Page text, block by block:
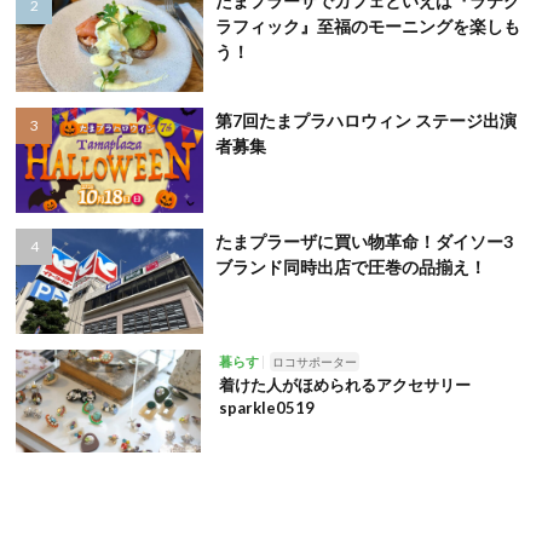
ラフィック』至福のモーニングを楽しも
う！
第7回たまプラハロウィン ステージ出演
者募集
たまプラーザに買い物革命！ダイソー3
ブランド同時出店で圧巻の品揃え！
暮らす ロコサポーター
着けた人がほめられるアクセサリー
sparkle0519